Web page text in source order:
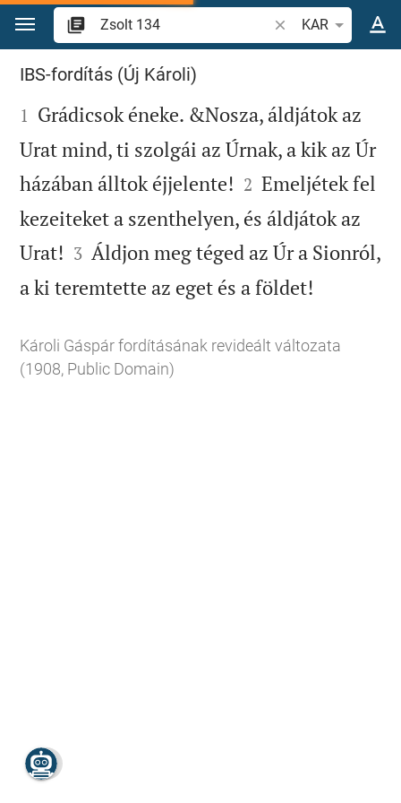
Ugrás a tartalomra
Igevers vagy szó
KAR
Zsolt 134
IBS-fordítás (Új Károli)

1 Grádicsok éneke. &Nosza, áldjátok az
Urat mind, ti szolgái az Úrnak, a kik az Úr
házában álltok éjjelente! 

2 Emeljétek fel
kezeiteket a szenthelyen, és áldjátok az
Urat! 

3 Áldjon meg téged az Úr a Sionról,
a ki teremtette az eget és a földet!
Károli Gáspár fordításának revideált változata
(1908, Public Domain)